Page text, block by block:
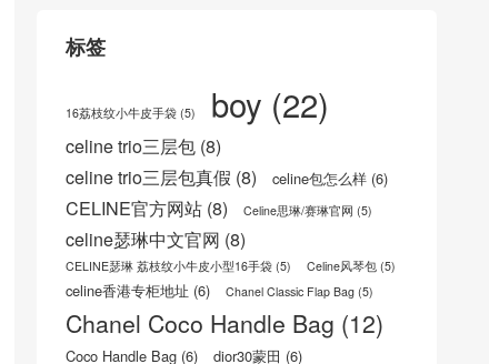
號
标签
16荔枝纹小牛皮手袋(5) boy(22)
celine trio三层包(8)
celine trio三层包真假(8) celine包怎么样 (6)
CELINE官方网站 (8)
celine瑟琳中文官网 (8)